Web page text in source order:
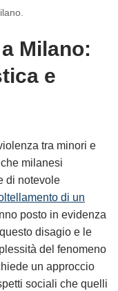
Milano:
e
tra minori e
milanesi
di notevole
di un
posto in evidenza
disagio e le
del fenomeno
un approccio
sociali che quelli